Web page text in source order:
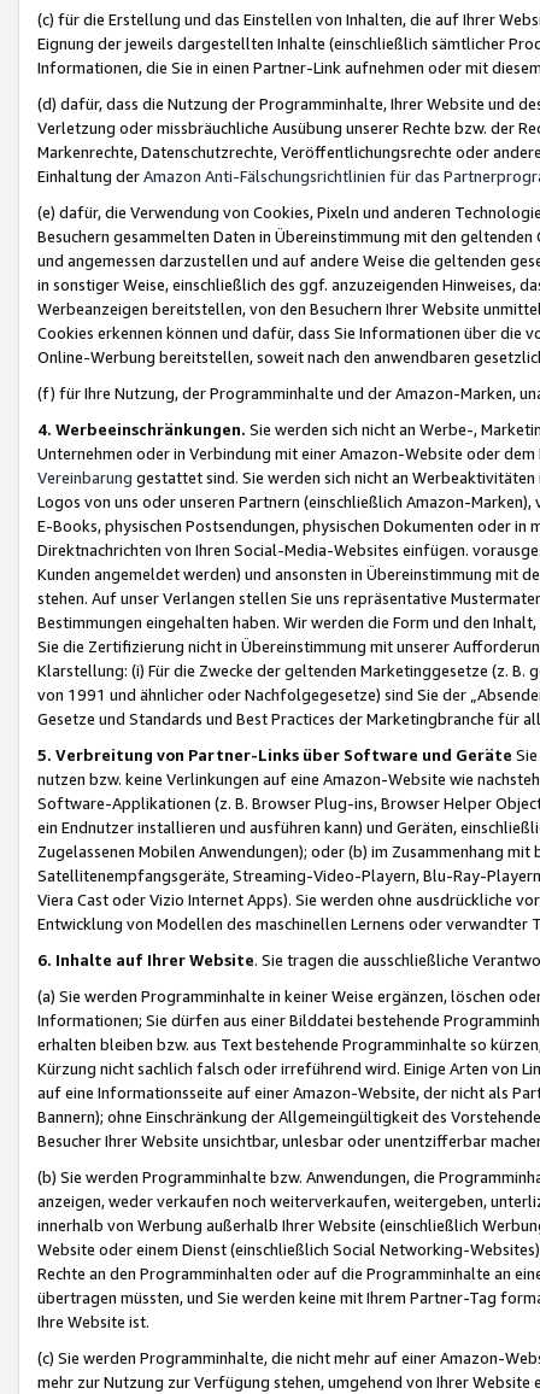
(c) für die Erstellung und das Einstellen von Inhalten, die auf Ihrer
Eignung der jeweils dargestellten Inhalte (einschließlich sämtlicher
Informationen, die Sie in einen Partner-Link aufnehmen oder mit
(d) dafür, dass die Nutzung der Programminhalte, Ihrer Website und
Verletzung oder missbräuchliche Ausübung unserer Rechte bzw. der
Markenrechte, Datenschutzrechte, Veröffentlichungsrechte oder
Einhaltung derAmazon Anti-Fälschungsrichtlinien für das
(e) dafür, die Verwendung von Cookies, Pixeln und anderen
Besuchern gesammelten Daten in Übereinstimmung mit den
und angemessen darzustellen und auf andere Weise die geltenden
in sonstiger Weise, einschließlich des ggf. anzuzeigenden Hinweises,
Werbeanzeigen bereitstellen, von den Besuchern Ihrer Website
Cookies erkennen können und dafür, dass Sie Informationen über die
Online-Werbung bereitstellen, soweit nach den anwendbaren
(f) für Ihre Nutzung, der Programminhalte und der Amazon-Marken,
4. Werbeeinschränkungen. Sie werden sich nicht an Werbe-,
Unternehmen oder in Verbindung mit einer Amazon-Website oder
Vereinbarung gestattet sind. Sie werden sich nicht an
Logos von uns oder unseren Partnern (einschließlich Amazon-
E-Books, physischen Postsendungen, physischen Dokumenten oder in
Direktnachrichten von Ihren Social-Media-Websites einfügen.
Kunden angemeldet werden) und ansonsten in Übereinstimmung mit
stehen. Auf unser Verlangen stellen Sie uns repräsentative
Bestimmungen eingehalten haben. Wir werden die Form und den
Sie die Zertifizierung nicht in Übereinstimmung mit unserer
Klarstellung: (i) Für die Zwecke der geltenden Marketinggesetze (z. B.
von 1991 und ähnlicher oder Nachfolgegesetze) sind Sie der
Gesetze und Standards und Best Practices der Marketingbranche für
5. Verbreitung von Partner-Links über Software und Geräte
nutzen bzw. keine Verlinkungen auf eine Amazon-Website wie
Software-Applikationen (z. B. Browser Plug-ins, Browser Helper
ein Endnutzer installieren und ausführen kann) und Geräten,
Zugelassenen Mobilen Anwendungen); oder (b) im Zusammenhang
Satellitenempfangsgeräte, Streaming-Video-Playern, Blu-Ray-
Viera Cast oder Vizio Internet Apps). Sie werden ohne ausdrückliche
Entwicklung von Modellen des maschinellen Lernens oder
6. Inhalte auf Ihrer Website. Sie tragen die ausschließliche
(a) Sie werden Programminhalte in keiner Weise ergänzen, löschen
Informationen; Sie dürfen aus einer Bilddatei bestehende
erhalten bleiben bzw. aus Text bestehende Programminhalte so
Kürzung nicht sachlich falsch oder irreführend wird. Einige Arten von
auf eine Informationsseite auf einer Amazon-Website, der nicht als
Bannern); ohne Einschränkung der Allgemeingültigkeit des
Besucher Ihrer Website unsichtbar, unlesbar oder unentzifferbar
(b) Sie werden Programminhalte bzw. Anwendungen, die
anzeigen, weder verkaufen noch weiterverkaufen, weitergeben,
innerhalb von Werbung außerhalb Ihrer Website (einschließlich
Website oder einem Dienst (einschließlich Social Networking-
Rechte an den Programminhalten oder auf die Programminhalte an
übertragen müssten, und Sie werden keine mit Ihrem Partner-Tag
Ihre Website ist.
(c) Sie werden Programminhalte, die nicht mehr auf einer Amazon-
mehr zur Nutzung zur Verfügung stehen, umgehend von Ihrer